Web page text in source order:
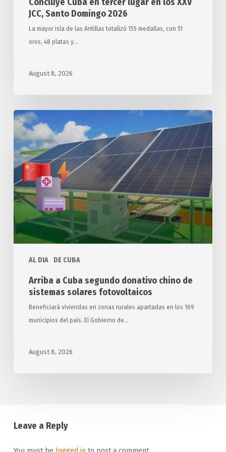
Concluye Cuba en tercer lugar en los XXV
JCC, Santo Domingo 2026
La mayor isla de las Antillas totalizó 155 medallas, con 51
oros, 48 platas y…
August 8, 2026
AL DIA DE CUBA
Arriba
Cuba
segundo
donativo
chino
de
sistemas
solares
fotovoltaicos
Arriba a Cuba segundo donativo chino de
sistemas solares fotovoltaicos
Beneficiará viviendas en zonas rurales apartadas en los 169
municipios del país. El Gobierno de…
August 8, 2026
Leave a Reply